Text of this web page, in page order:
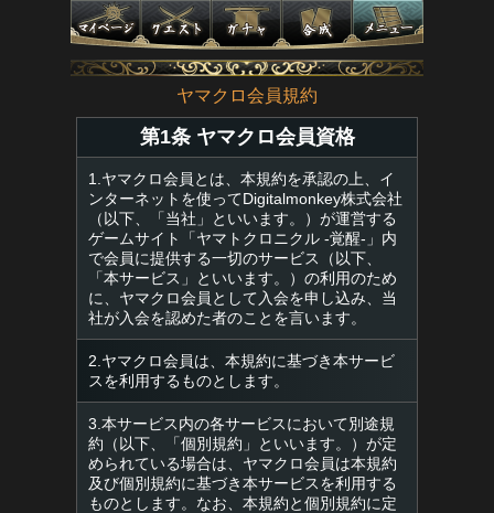
ヤマクロ会員規約
第1条 ヤマクロ会員資格
1.ヤマクロ会員とは、本規約を承認の上、イ
ンターネットを使ってDigitalmonkey株式会社
（以下、「当社」といいます。）が運営する
ゲームサイト「ヤマトクロニクル -覚醒-」内
で会員に提供する一切のサービス（以下、
「本サービス」といいます。）の利用のため
に、ヤマクロ会員として入会を申し込み、当
社が入会を認めた者のことを言います。
2.ヤマクロ会員は、本規約に基づき本サービ
スを利用するものとします。
3.本サービス内の各サービスにおいて別途規
約（以下、「個別規約」といいます。）が定
められている場合は、ヤマクロ会員は本規約
及び個別規約に基づき本サービスを利用する
ものとします。なお、本規約と個別規約に定